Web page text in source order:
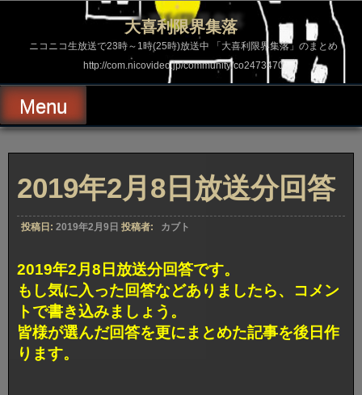
ス
ッ
プ
大喜利限界集落
ニコニコ生放送で23時～1時(25時)放送中 「大喜利限界集落」のまとめ
http://com.nicovideo.jp/community/co2473470
Menu
2019年2月8日放送分回答
投稿日: 2019年2月9日 投稿者: カブト
2019年2月8日放送分回答です。
もし気に入った回答などありましたら、コメン
トで書き込みましょう。
皆様が選んだ回答を更にまとめた記事を後日作
ります。